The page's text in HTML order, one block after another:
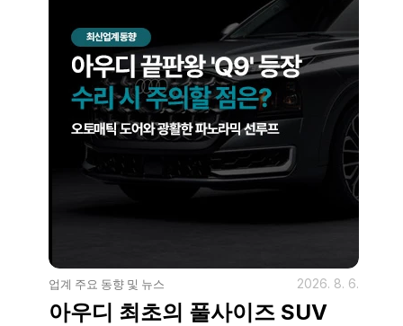
업계 주요 동향 및 뉴스 2026. 8. 6.
아우디 최초의 풀사이즈 SUV